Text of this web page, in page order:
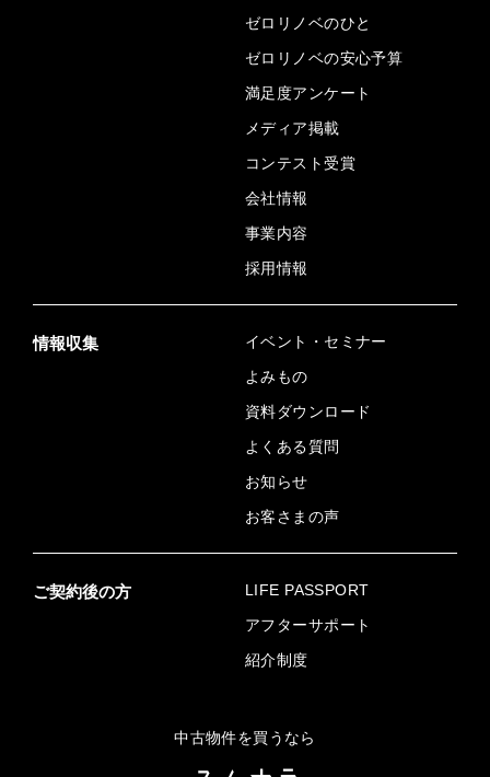
ゼロリノベのひと
ゼロリノベの安心予算
満足度アンケート
メディア掲載
コンテスト受賞
会社情報
事業内容
採用情報
情報収集
イベント・セミナー
よみもの
資料ダウンロード
よくある質問
お知らせ
お客さまの声
ご契約後の方
LIFE PASSPORT
アフターサポート
紹介制度
中古物件を買うなら